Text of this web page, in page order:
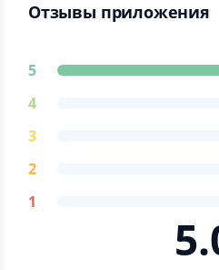
Отзывы приложения
5
4
3
2
1